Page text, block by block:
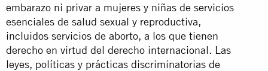
embarazo ni privar a mujeres y niñas de servicios
esenciales de salud sexual y reproductiva,
incluidos servicios de aborto, a los que tienen
derecho en virtud del derecho internacional. Las
leyes, políticas y prácticas discriminatorias de